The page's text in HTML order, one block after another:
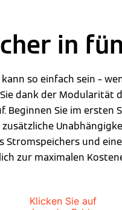
in
so einfach sein –
dank der
Beginnen Sie im ersten
Stromspeichers und
zur maximalen
Klicken Sie auf